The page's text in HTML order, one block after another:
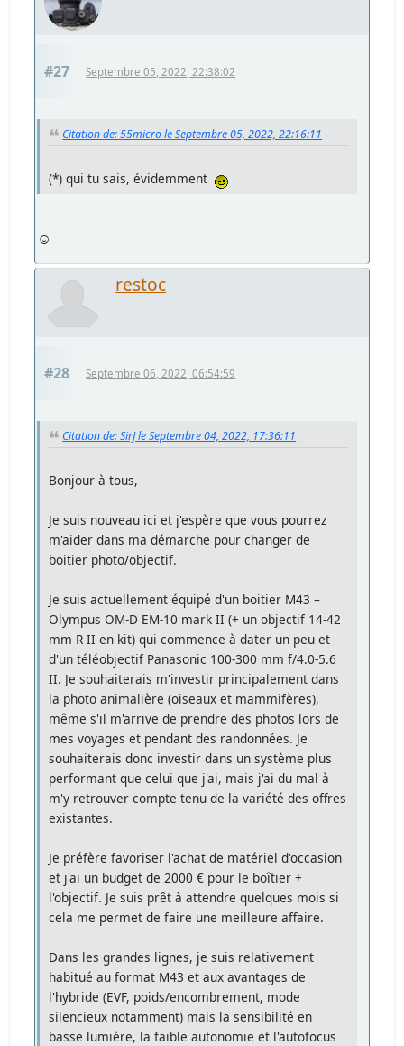
#27 Septembre 05, 2022, 22:38:02
Citation de: 55micro le Septembre 05, 2022, 22:16:11
(*) qui tu sais, évidemment
☺️
restoc
#28 Septembre 06, 2022, 06:54:59
Citation de: SirJ le Septembre 04, 2022, 17:36:11
Bonjour à tous,
Je suis nouveau ici et j'espère que vous pourrez
m'aider dans ma démarche pour changer de
boitier photo/objectif.
Je suis actuellement équipé d'un boitier M43 –
Olympus OM-D EM-10 mark II (+ un objectif 14-42
mm R II en kit) qui commence à dater un peu et
d'un téléobjectif Panasonic 100-300 mm f/4.0-5.6
II. Je souhaiterais m'investir principalement dans
la photo animalière (oiseaux et mammifères),
même s'il m'arrive de prendre des photos lors de
mes voyages et pendant des randonnées. Je
souhaiterais donc investir dans un système plus
performant que celui que j'ai, mais j'ai du mal à
m'y retrouver compte tenu de la variété des offres
existantes.
Je préfère favoriser l'achat de matériel d'occasion
et j'ai un budget de 2000 € pour le boîtier +
l'objectif. Je suis prêt à attendre quelques mois si
cela me permet de faire une meilleure affaire.
Dans les grandes lignes, je suis relativement
habitué au format M43 et aux avantages de
l'hybride (EVF, poids/encombrement, mode
silencieux notamment) mais la sensibilité en
basse lumière, la faible autonomie et l'autofocus